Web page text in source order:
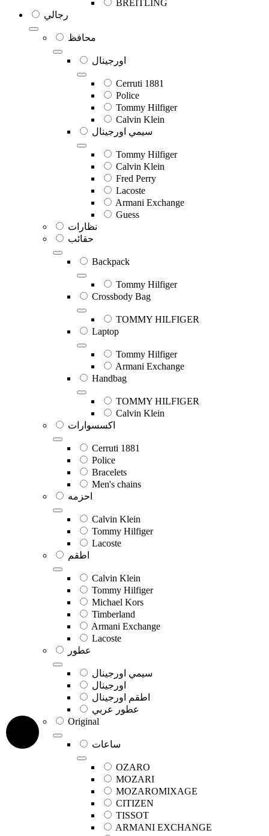
BREITLING
رجالي
محافظ
اورجينال
Cerruti 1881
Police
Tommy Hilfiger
Calvin Klein
سيمي اورجينال
Tommy Hilfiger
Calvin Klein
Fred Perry
Lacoste
Armani Exchange
Guess
نظارات
حقائب
Backpack
Tommy Hilfiger
Crossbody Bag
TOMMY HILFIGER
Laptop
Tommy Hilfiger
Armani Exchange
Handbag
TOMMY HILFIGER
Calvin Klein
اكسسوارات
Cerruti 1881
Police
Bracelets
Men's chains
احزمه
Calvin Klein
Tommy Hilfiger
Lacoste
اطقم
Calvin Klein
Tommy Hilfiger
Michael Kors
Timberland
Armani Exchange
Lacoste
عطور
سيمي اورجينال
اورجينال
اطقم اورجينال
عطور عربي
Original
ساعات
OZARO
MOZARI
MOZAROMIXAGE
CITIZEN
TISSOT
ARMANI EXCHANGE